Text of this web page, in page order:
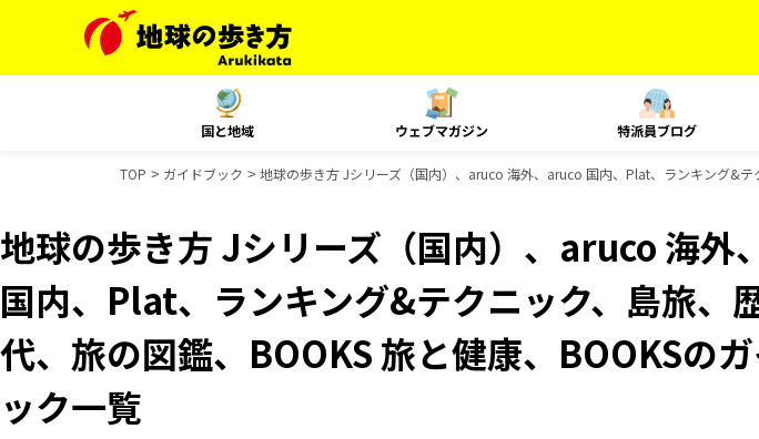
国と地域 ウェブマガジン 特派員ブログ
TOP ガイドブック 地球の歩き方 Jシリーズ（国内）、aruco 海外、aruco 国内、Plat、ランキング&
地球の歩き方 Jシリーズ（国内）、aruco 海外
国内、Plat、ランキング&テクニック、島旅、
代、旅の図鑑、BOOKS 旅と健康、BOOKSの
ック一覧